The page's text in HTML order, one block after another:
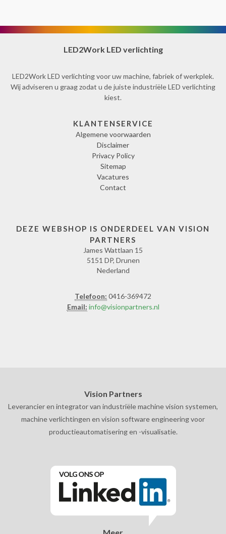
LED2Work LED verlichting
LED2Work LED verlichting voor uw machine, fabriek of werkplek.
Wij adviseren u graag zodat u de juiste industriële LED verlichting
kiest.
KLANTENSERVICE
Algemene voorwaarden
Disclaimer
Privacy Policy
Sitemap
Vacatures
Contact
DEZE WEBSHOP IS ONDERDEEL VAN VISION
PARTNERS
James Wattlaan 15
5151 DP, Drunen
Nederland
Telefoon: 0416-369472
Email: info@visionpartners.nl
Vision Partners
Leverancier en integrator van industriële machine vision systemen,
machine verlichtingen en vision software engineering voor
productieautomatisering en -visualisatie.